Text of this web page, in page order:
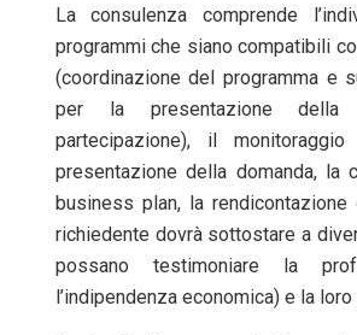
La consulenza comprende
programmi che siano compatibili
(coordinazione del programma e
per la presentazione della
partecipazione), il
presentazione della domanda, la
business plan, la
richiedente dovrà sottostare a
possano testimoniare la
l’indipendenza economica) e la